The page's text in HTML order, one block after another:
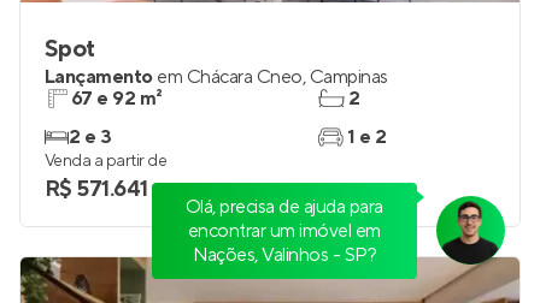
Spot
Lançamento em Chácara Cneo, Campinas
67 e 92 m²
2 e 3
2
1 e 2
Venda a partir de
R$ 571.641
Olá, precisa de ajuda para
encontrar um imóvel em
Nações, Valinhos - SP?